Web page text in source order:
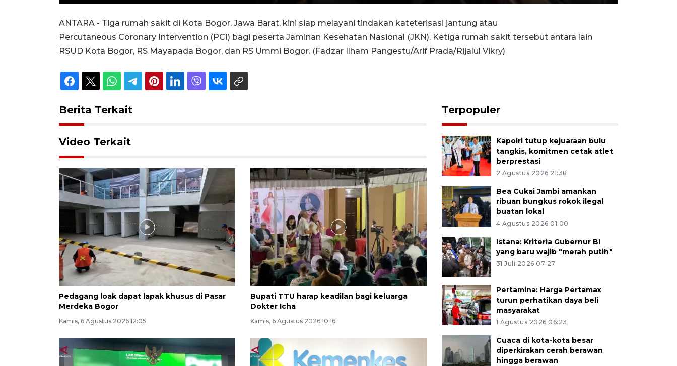
Unmute Play
RewindForward
Settings
PIP Enter
ANTARA - Tiga rumah sakit di Kota Bogor, Jawa Barat, kini siap melayani tindakan kateterisasi jantung atau
Percutaneous Coronary Intervention (PCI) bagi peserta Jaminan Kesehatan Nasional (JKN). Ketiga rumah sakit tersebut antara lain
RSUD Kota Bogor, RS Mayapada Bogor, dan RS Ummi Bogor. (Fadzar Ilham Pangestu/Arif Prada/Rijalul Vikry)
Berita Terkait
Video Terkait
Pedagang loak dapat lapak khusus di Pasar
Merdeka Bogor
Kamis, 6 Agustus 2026 12:05
Bupati TTU harap keadilan bagi keluarga
Dokter Icha
Kamis, 6 Agustus 2026 10:16
Terpopuler
Kapolri tutup kejuaraan bulu
tangkis, komitmen cetak atlet
berprestasi
2 Agustus 2026 21:38
Bea Cukai Jambi amankan
ribuan bungkus rokok ilegal
buatan lokal
4 Agustus 2026 01:00
Istana: Kriteria Gubernur BI
yang baru wajib "merah putih"
31 Juli 2026 07:27
Pertamina: Harga Pertamax
turun perhatikan daya beli
masyarakat
1 Agustus 2026 06:23
Cuaca di kota-kota besar
diperkirakan cerah berawan
hingga berawan